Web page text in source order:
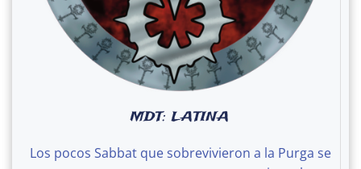
MDT: LATINA
Los pocos Sabbat que sobrevivieron a la Purga se